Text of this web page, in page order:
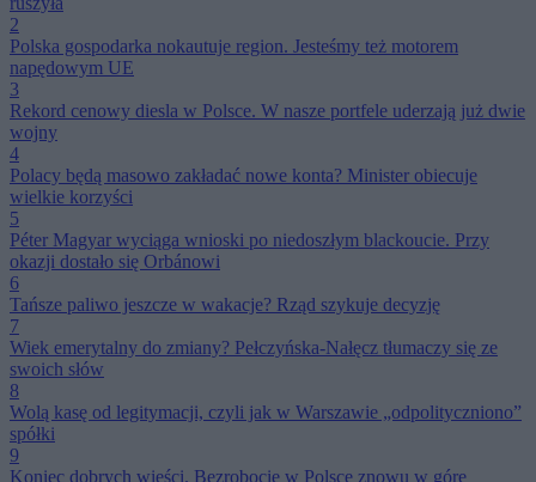
2
Polska gospodarka nokautuje region. Jesteśmy też motorem
napędowym UE
3
Rekord cenowy diesla w Polsce. W nasze portfele uderzają już dwie
wojny
4
Polacy będą masowo zakładać nowe konta? Minister obiecuje
wielkie korzyści
5
Péter Magyar wyciąga wnioski po niedoszłym blackoucie. Przy
okazji dostało się Orbánowi
6
Tańsze paliwo jeszcze w wakacje? Rząd szykuje decyzję
7
Wiek emerytalny do zmiany? Pełczyńska-Nałęcz tłumaczy się ze
swoich słów
8
Wolą kasę od legitymacji, czyli jak w Warszawie „odpolityczniono”
spółki
9
Koniec dobrych wieści. Bezrobocie w Polsce znowu w górę